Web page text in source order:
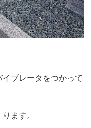
ブレータをつかって
ます。